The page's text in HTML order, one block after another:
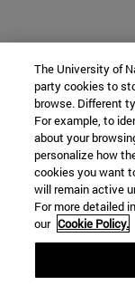
The University of
party cookies to
browse. Different
For example, to
about your
personalize how
cookies you want
will remain active
For more detailed
our Cookie Policy.